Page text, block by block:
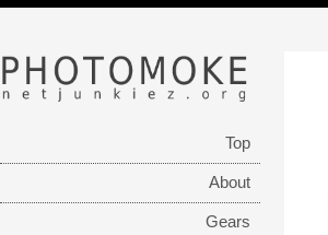
PHOTOMOKE
netjunkiez.org
Top
About
Gears